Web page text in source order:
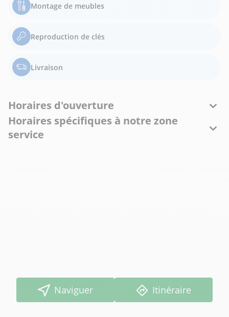
Montage de meubles
Reproduction de clés
Livraison
Horaires d'ouverture
Horaires spécifiques à notre zone
service
Naviguer Itinéraire